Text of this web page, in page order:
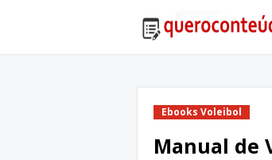
Ebooks Voleibol
Manual de